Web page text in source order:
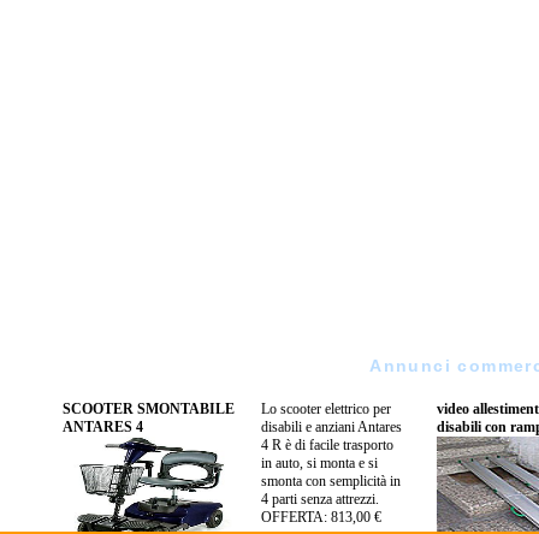
Annunci
SCOOTER SMONTABILE
ANTARES 4
Lo scooter elettrico per
disabili e anziani Antares
4 R è di facile trasporto
in auto, si monta e si
smonta con semplicità in
4 parti senza attrezzi.
OFFERTA: 813,00 €
video
disabili con